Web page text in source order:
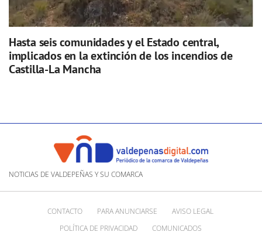
Hasta seis comunidades y el Estado central,
implicados en la extinción de los incendios de
Castilla-La Mancha
NOTICIAS DE VALDEPEÑAS Y SU COMARCA
CONTACTO PARA ANUNCIARSE
AVISO LEGAL
POLÍTICA DE PRIVACIDAD
COMUNICADOS